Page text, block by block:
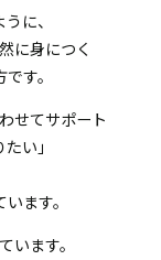
に、
に身につく
す。
せてサポート
い」
ます。
います。